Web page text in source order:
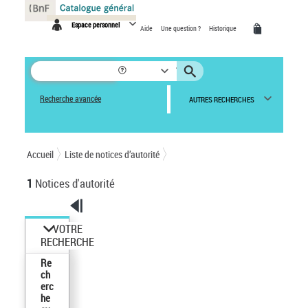
Espace personnel Aide Une question ? Historique
Recherche avancée AUTRES RECHERCHES
Accueil Liste de notices d’autorité
1 Notices d'autorité
VOTRE
RECHERCHE
Re
ch
erc
he